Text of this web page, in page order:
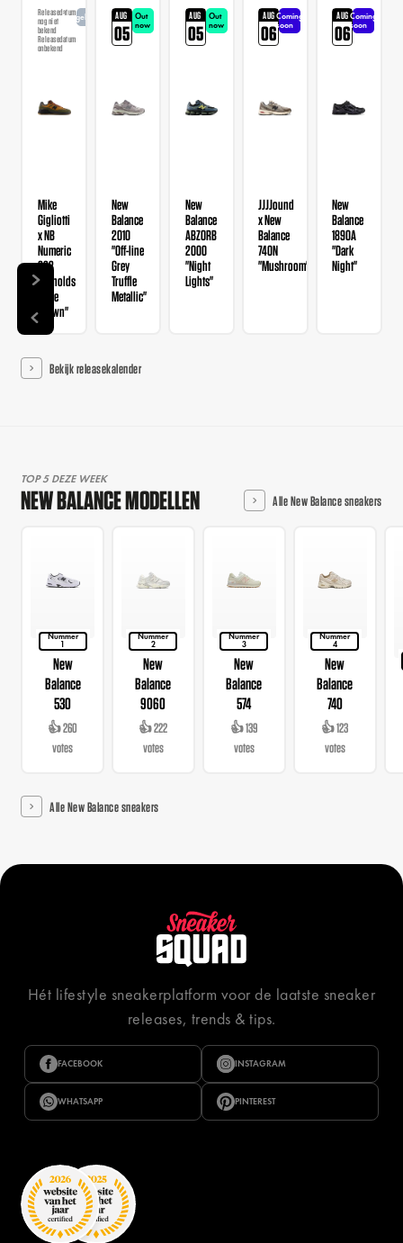
Releasedatum
nog niet
bekend
Releasedatum
onbekend
Aangekondigd
Mike
Gigliotti
x NB
Numeric
933
Reynolds
"True
Brown"
AUG
05
Out
now
New
Balance
2010
"Off-line
Grey
Truffle
Metallic"
AUG
05
Out
now
New
Balance
ABZORB
2000
"Night
Lights"
AUG
06
Coming
soon
JJJJound
x New
Balance
740N
"Mushroom"
AUG
06
Coming
soon
New
Balance
1890A
"Dark
Night"
Bekijk releasekalender
TOP 5 DEZE WEEK
NEW BALANCE MODELLEN Alle New Balance sneakers
Nummer
1
New
Balance
530
👍 260
votes
Nummer
2
New
Balance
9060
👍 222
votes
Nummer
3
New
Balance
574
👍 139
votes
Nummer
4
New
Balance
740
👍 123
votes
Alle New Balance sneakers
Hét lifestyle sneakerplatform voor de laatste sneaker
releases, trends & tips.
FACEBOOK INSTAGRAM
WHATSAPP PINTEREST